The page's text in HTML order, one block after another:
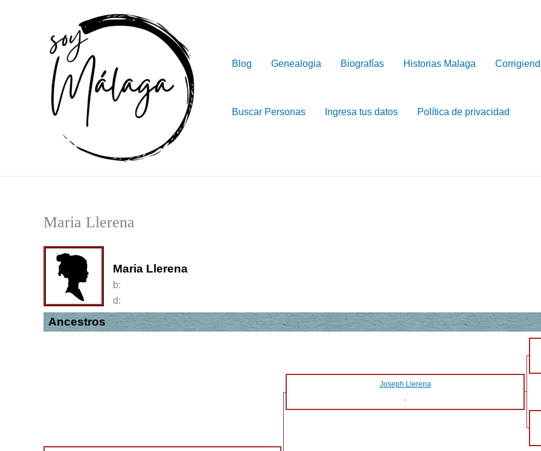
Blog Genealogia Biografías Historias Malaga
Buscar Personas Ingresa tus datos Política de privacidad
Maria Llerena
Maria Llerena
b:
d:
Ancestros
Joseph Llerena
-